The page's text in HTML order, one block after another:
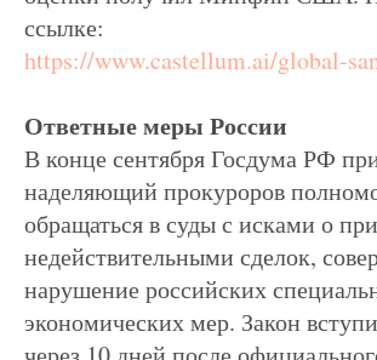
ссылке:
https://www.castellum.ai/global-
Ответныемеры России
В конце сентября Госдума РФ
наделяющий прокуроров
обращаться в суды с исками о
недействительными сделок,
нарушение российских
экономических мер. Закон